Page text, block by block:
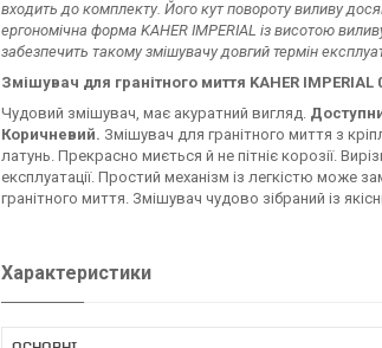
входить до комплекту. Його кут повороту виливу
ергономічна форма KAHER IMPERIAL із висотою
забезпечить такому змішувачу довгий термін
Змішувач для гранітного миття KAHER IMPERIAL
Чудовий змішувач, має акуратний вигляд.
Коричневий. Змішувач для гранітного миття з
латунь. Прекрасно миється й не пітніє корозії.
експлуатації. Простий механізм із легкістю може
гранітного миття. Змішувач чудово зібраний із
Характеристики